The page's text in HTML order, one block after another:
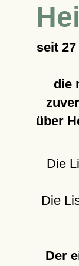
seit
die
über
Die
Die
Der